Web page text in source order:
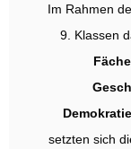
Im Rahmen
9. Klassen
setzten sich